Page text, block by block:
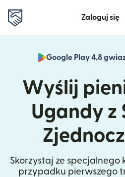
Zaloguj się
Google Play 4,8
Wyślij
Ugandy z
Skorzystaj ze specjalnego
przypadku pierwszego